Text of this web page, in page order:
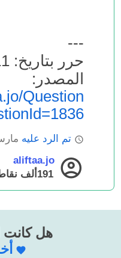
---
حرر بتاريخ: 14.06.2011
المصدر:
Question
تم الرد عليه مارس
aliftaa.jo
191ألف
هل كانت